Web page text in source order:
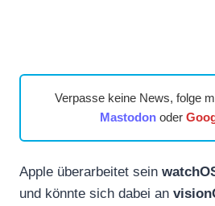
Verpasse keine News, folge
Mastodonoder
Apple überarbeitet sein
und könnte sich dabei an